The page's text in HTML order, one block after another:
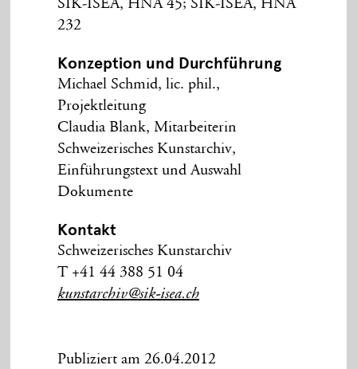
SIK-ISEA, HNA 45; SIK-ISEA, HNA
232
Konzeption und Durchführung
Michael Schmid, lic. phil.,
Projektleitung
Claudia Blank, Mitarbeiterin
Schweizerisches Kunstarchiv,
Einführungstext und Auswahl
Dokumente
Kontakt
Schweizerisches Kunstarchiv
T +41 44 388 51 04
kunstarchiv@sik-isea.ch
Publiziert am 26.04.2012